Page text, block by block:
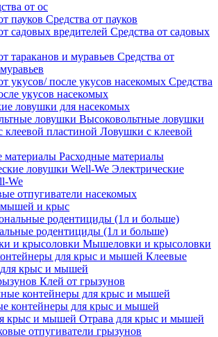
от ос
Средства от пауков
Средства от садовых
Средства от
Средства
укусов насекомых
ловушки для насекомых
Высоковольтные ловушки
Ловушки с клеевой
Расходные материалы
Электрические
We
отпугиватели насекомых
мышей и крыс
родентициды (1л и больше)
Мышеловки и крысоловки
Клеевые
крыс и мышей
Клей от грызунов
контейнеры для крыс и мышей
Отрава для крыс и мышей